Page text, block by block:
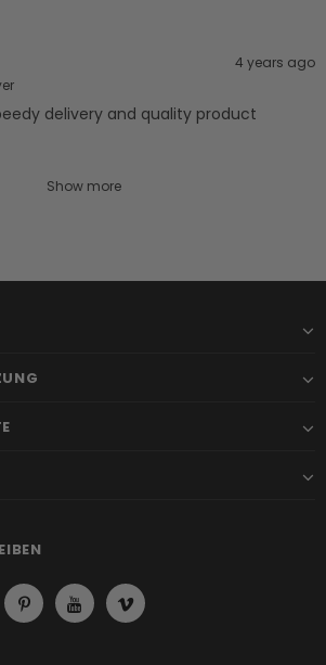
4 years ago
delivery and quality product
Show more